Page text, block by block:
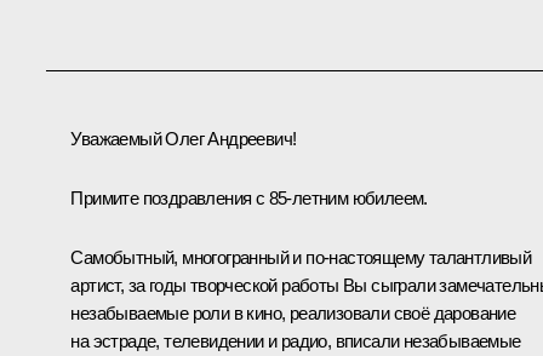
Уважаемый Олег Андреевич!
Примите поздравления с 85-летним юбилеем.
Самобытный, многогранный и по‑настоящему талантливый
артист, за годы творческой работы Вы сыграли
незабываемые роли в кино, реализовали своё дарование
на эстраде, телевидении и радио, вписали незабываемые